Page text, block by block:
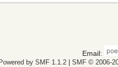
Email:
Powered by SMF 1.1.2| SMF © 2006-